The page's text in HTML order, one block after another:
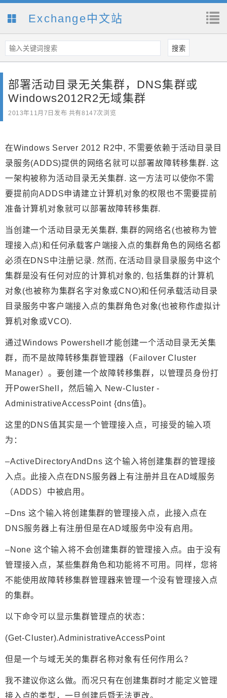
Exchange中文站
部署活动目录无关集群，DNS集群或
Windows2012R2无域集群
2013年11月7日 发布 共有8147次浏览
在Windows Server 2012 R2中, 不需要依赖于活动目录目
录服务(ADDS)提供的网络名就可以部署故障转移集群. 这
一架构被称为活动目录无关集群. 这一方法可以使你不需
要提前向ADDS申请建立计算机对象的权限也不需要提前
准备计算机对象就可以部署故障转移集群.
当创建一个活动目录无关集群, 集群的网络名(也被称为管
理接入点)和任何承载客户端接入点的集群角色的网络名都
必须在DNS中注册记录. 然而, 在活动目录目录服务中这个
集群是没有任何对应的计算机对象的, 包括集群的计算机
对象(也被称为集群名字对象或CNO)和任何承载活动目录
目录服务中客户端接入点的集群角色对象(也被称作虚拟计
算机对象或VCO).
通过Windows Powershell才能创建一个活动目录无关集
群，而不是故障转移集群管理器（Failover Cluster
Manager）。要创建一个故障转移集群，以管理员身份打
开PowerShell，然后输入 New-Cluster -
AdministrativeAccessPoint {dns值}。
这里的DNS值其实是一个管理接入点，可接受的输入项
为：
–ActiveDirectoryAndDns这个输入将创建集群的管理接
入点。此接入点在DNS服务器上有注册并且在AD域服务
（ADDS）中被启用。
–Dns 这个输入将创建集群的管理接入点，此接入点在
DNS服务器上有注册但是在AD域服务中没有启用。
–None 这个输入将不会创建集群的管理接入点。由于没有
管理接入点，某些集群角色和功能将不可用。同样，您将
不能使用故障转移集群管理器来管理一个没有管理接入点
的集群。
以下命令可以显示集群管理点的状态：
(Get-Cluster).AdministrativeAccessPoint
但是一个与域无关的集群名称对象有任何作用么？
我不建议你这么做。而况只有在创建集群时才能定义管理
接入点的类型，一旦创建后暨无法更改。